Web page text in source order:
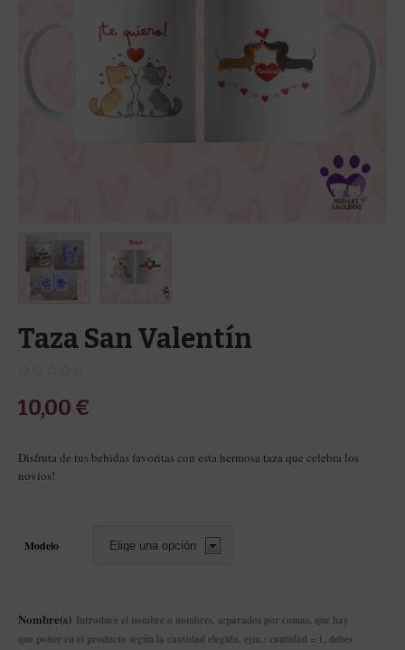
Taza San Valentín
10,00 €
Disfruta de tus bebidas favoritas con esta hermosa taza que celebra los
novios!
Modelo
Nombre(s) Introduce el nombre o nombres, separados por comas, que hay
que poner en el producto según la cantidad elegida, ejm.: cantidad = 1, debes